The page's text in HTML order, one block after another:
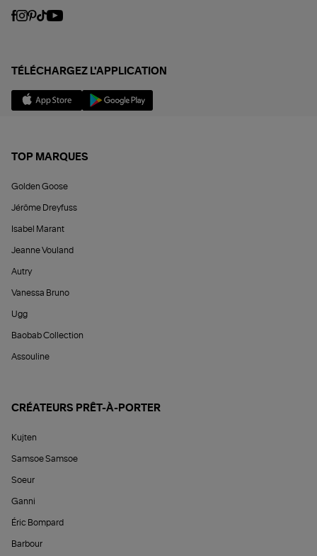
TÉLÉCHARGEZ L'APPLICATION
TOP MARQUES
Golden Goose
Jérôme Dreyfuss
Isabel Marant
Jeanne Vouland
Autry
Vanessa Bruno
Ugg
Baobab Collection
Assouline
CRÉATEURS PRÊT-À-PORTER
Kujten
Samsoe Samsoe
Soeur
Ganni
Éric Bompard
Barbour